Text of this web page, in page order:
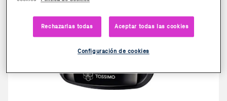
Rechazarlas todas Aceptar todas las cookies
Configuración de cookies